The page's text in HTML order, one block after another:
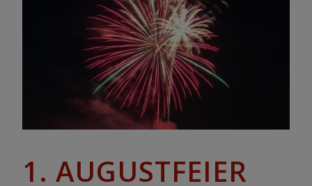
1. AUGUSTFEIER